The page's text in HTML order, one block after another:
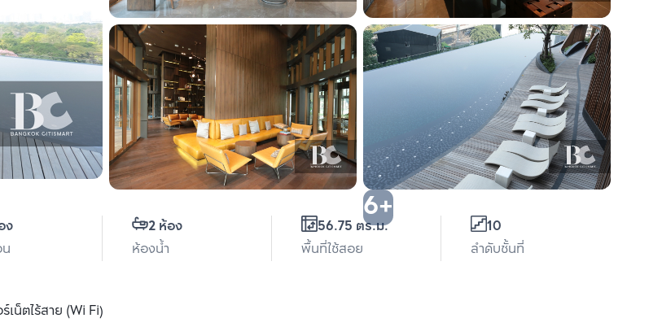
6+
ง
2 ห้อง
ห้องน้ำ
56.75 ตร.ม.
พื้นที่ใช้สอย
10
ลำดับชั้นที่
เน็ตไร้สาย (Wi Fi)